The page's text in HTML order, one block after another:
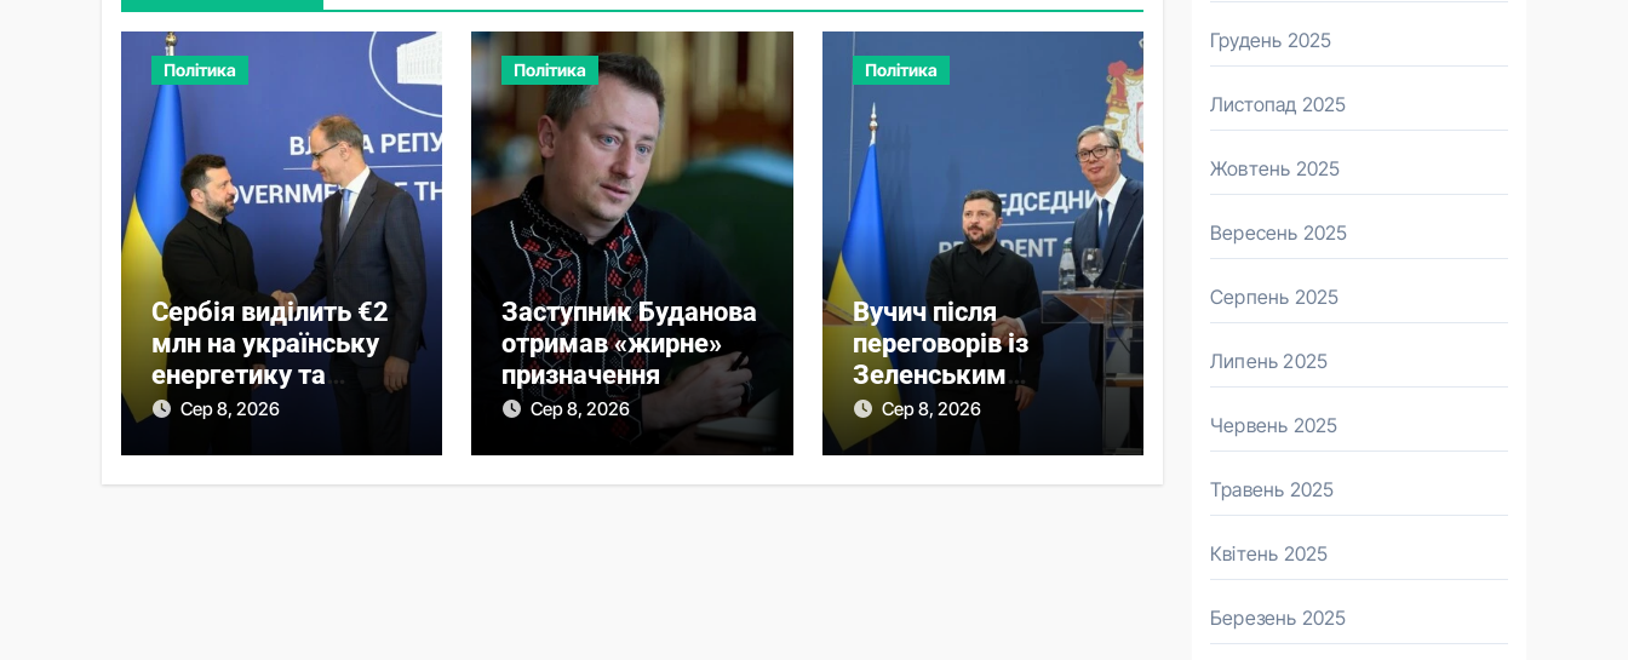
Політика
Сербія виділить €2
млн на українську
енергетику та
допоможе
Сер 8, 2026
Політика
Заступник Буданова
отримав «жирне»
призначення
Сер 8, 2026
Політика
Вучич після
переговорів із
Зеленським
неочікувано
висловився про
Сер 8, 2026
Грудень 2025
Листопад 2025
Жовтень 2025
Вересень 2025
Серпень 2025
Липень 2025
Червень 2025
Травень 2025
Квітень 2025
Березень 2025